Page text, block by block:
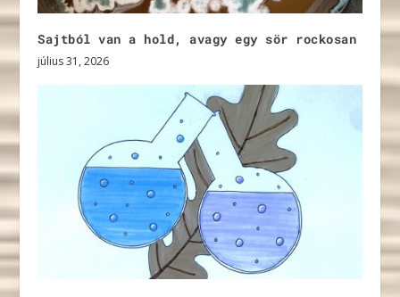
Sajtból van a hold, avagy egy sör rockosan
július 31, 2026